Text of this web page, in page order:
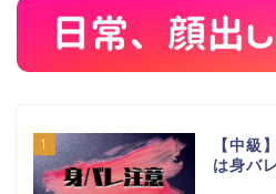
1
【中級
は身バ